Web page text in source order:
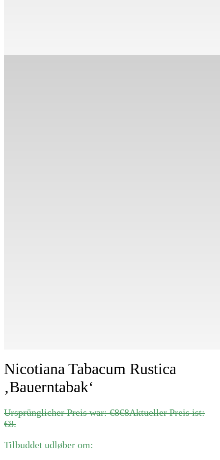
Nicotiana Tabacum Rustica
‚Bauerntabak‘
Ursprünglicher Preis war: €8€8Aktueller Preis ist:
€8.
Tilbuddet udløber om: